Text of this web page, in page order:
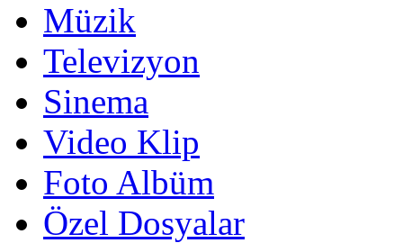
Müzik
Televizyon
Sinema
Video Klip
Foto Albüm
Özel Dosyalar